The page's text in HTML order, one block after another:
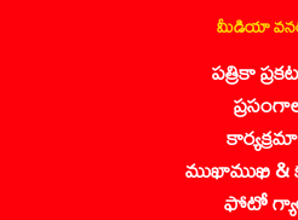
మీడియా
పత్రికా
ముఖాముఖి &
ఫోటో